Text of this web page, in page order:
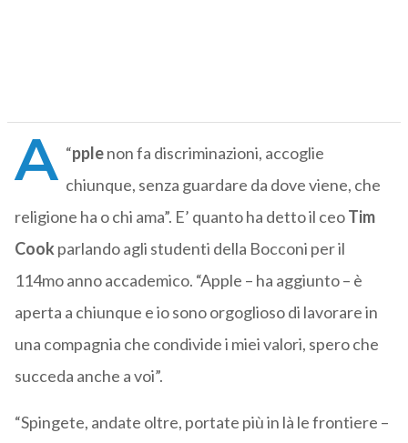
“
A pplenon fa discriminazioni, accoglie
chiunque, senza guardare da dove viene, che
religione ha o chi ama”. E’ quanto ha detto il ceoTim
Cookparlando agli studenti della Bocconi per il
114mo anno accademico. “Apple – ha aggiunto – è
aperta a chiunque e io sono orgoglioso di lavorare in
una compagnia che condivide i miei valori, spero che
succeda anche a voi”.
“Spingete, andate oltre, portate più in là le frontiere –